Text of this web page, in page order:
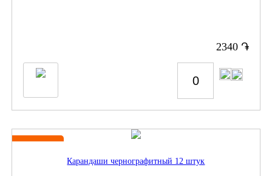
2340 ֏
Карандаши чернографитный 12 штук